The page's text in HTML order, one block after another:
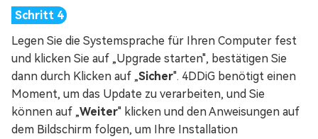
Legen Sie die Systemsprache für Ihren Computer fest
und klicken Sie auf „Upgrade starten", bestätigen Sie
dann durch Klicken auf „Sicher". 4DDiG benötigt einen
Moment, um das Update zu verarbeiten, und Sie
können auf „Weiter" klicken und den Anweisungen auf
dem Bildschirm folgen, um Ihre Installation